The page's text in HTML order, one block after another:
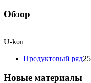
Обзор
U-kon
Продуктовый ряд25
Новые материалы